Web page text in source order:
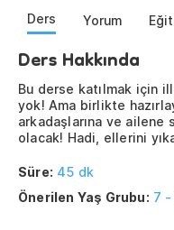
Ders Yorum
Ders Hakkında
Bu derse katılmak için
yok! Ama birlikte
arkadaşlarına ve ailene
olacak! Hadi, ellerini
Süre: 45 dk
Önerilen Yaş Grubu: 7 -